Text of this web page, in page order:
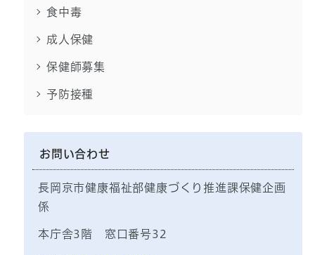
食中毒
成人保健
保健師募集
予防接種
お問い合わせ
長岡京市健康福祉部健康づくり推進課保健企画
係
本庁舎3階 窓口番号32